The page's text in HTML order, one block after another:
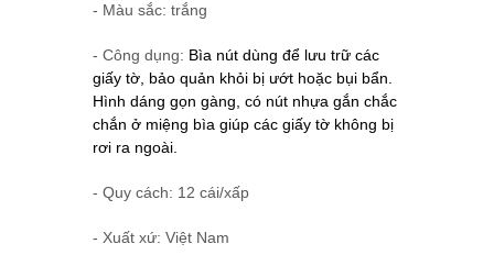
- Màu sắc: trắng
- Công dụng: Bìa nút dùng để lưu trữ các
giấy tờ, bảo quản khỏi bị ướt hoặc bụi bẩn.
Hình dáng gọn gàng, có nút nhựa gắn chắc
chắn ở miệng bìa giúp các giấy tờ không bị
rơi ra ngoài.
- Quy cách: 12 cái/xấp
- Xuất xứ: Việt Nam